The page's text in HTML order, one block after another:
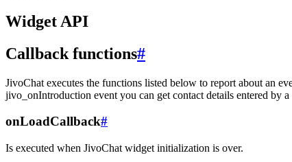
Widget API
Callback functions#
JivoChat executes the functions listed below to report about an
jivo_onIntroduction event you can get contact details entered by a
onLoadCallback#
Is executed when JivoChat widget initialization is over.